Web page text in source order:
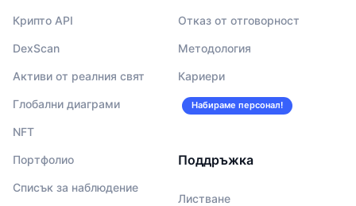
Крипто API
DexScan
Активи от реалния свят
Глобални диаграми
NFT
Портфолио
Списък за наблюдение
Отказ от отговорност
Методология
Кариери
Набираме персонал!
Поддръжка
Листване